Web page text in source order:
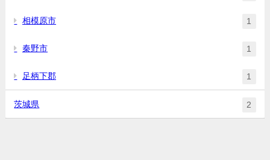
相模原市 1
秦野市 1
足柄下郡 1
茨城県 2